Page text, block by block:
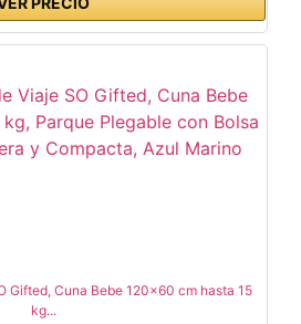
Gifted, Cuna Bebe 120x60 cm hasta 15
kg...